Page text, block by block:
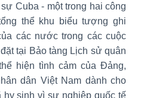
Cuba - một trong hai công
thể khu biểu tượng ghi
các nước trong các cuộc
tại Bảo tàng Lịch sử quân
hiện tình cảm của Đảng,
dân Việt Nam dành cho
sinh vì sự nghiệp quốc tế